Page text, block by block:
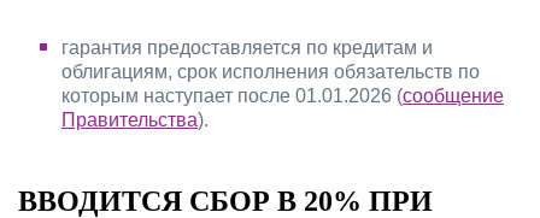
гарантия предоставляется по кредитам и
облигациям, срок исполнения обязательств по
которым наступает после 01.01.2026 (сообщение
Правительства).
ВВОДИТСЯ СБОР В 20% ПРИ